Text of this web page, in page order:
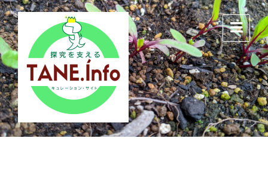
Skip
to
content
Skip
to
main
navigation
Skip
to
footer